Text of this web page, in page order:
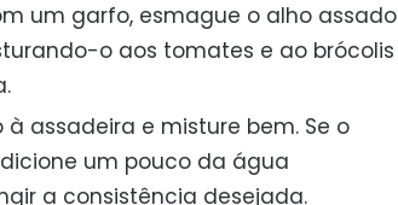
um garfo, esmague o alho assado
o aos tomates e ao brócolis
assadeira e misture bem. Se o
um pouco da água
a consistência desejada.